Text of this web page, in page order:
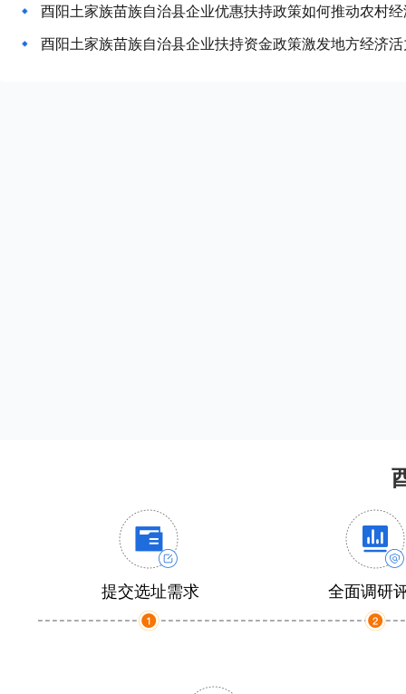
酉阳土家族苗族自治县企业优惠扶持政策如何推动农村
酉阳土家族苗族自治县企业扶持资金政策激发地方经济
提交选址需求 全面调研